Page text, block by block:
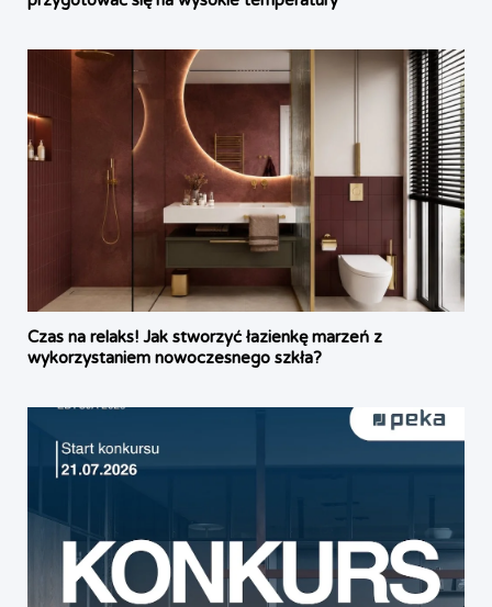
Czas na relaks! Jak stworzyć łazienkę marzeń z
wykorzystaniem nowoczesnego szkła?